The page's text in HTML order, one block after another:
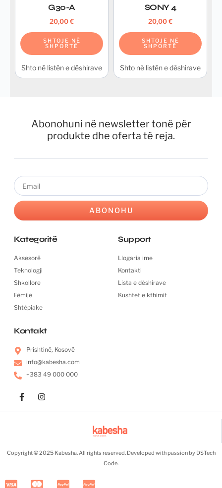
G30-A
20,00€
SHTOJE NË
SHPORTË
Shto në listën e dëshirave
SONY 4
20,00€
SHTOJE NË
SHPORTË
Shto në listën e dëshirave
Abonohuni në newsletter tonë për
produkte dhe oferta të reja.
Email
ABONOHU
Kategoritë
Aksesorë
Teknologji
Shkollore
Fëmijë
Shtëpiake
Support
Llogaria ime
Kontakti
Lista e dëshirave
Kushtet e kthimit
Kontakt
Prishtinë, Kosovë
info@kabesha.com
+383 49 000 000
F
a
-
I
n
m
Copyright © 2025 Kabesha. All rights reserved. Developed with passion by DSTech
Code.